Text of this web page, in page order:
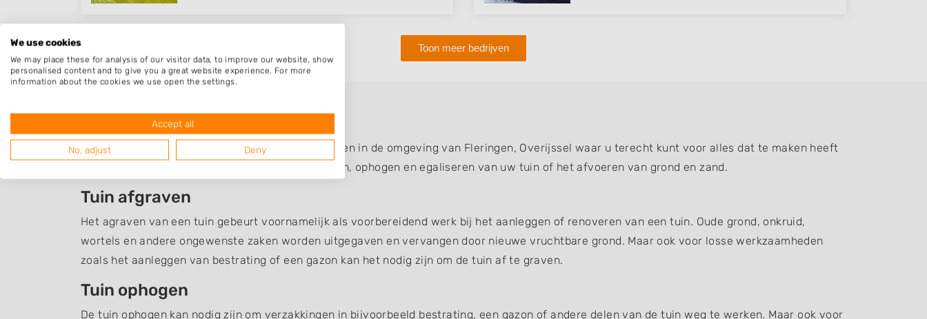
Toon meer bedrijven
Grondverzet Fleringen
Een overzicht van hoveniers en en andere bedrijven in de omgeving van Fleringen, Overijssel waar u terecht kunt voor alles dat te maken heeft
met grondverzet en grondwerk, zoals het afgraven, ophogen en egaliseren van uw tuin of het afvoeren van grond en zand.
Tuin afgraven
Het agraven van een tuin gebeurt voornamelijk als voorbereidend werk bij het aanleggen of renoveren van een tuin. Oude grond, onkruid,
wortels en andere ongewenste zaken worden uitgegaven en vervangen door nieuwe vruchtbare grond. Maar ook voor losse werkzaamheden
zoals het aanleggen van bestrating of een gazon kan het nodig zijn om de tuin af te graven.
Tuin ophogen
De tuin ophogen kan nodig zijn om verzakkingen in bijvoorbeeld bestrating, een gazon of andere delen van de tuin weg te werken. Maar ook voor
We use cookies
We may place these for analysis of our visitor data, to improve our website, show
personalised content and to give you a great website experience. For more
information about the cookies we use open the settings.
Accept all
No, adjust Deny